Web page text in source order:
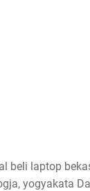
beli laptop
yogyakata